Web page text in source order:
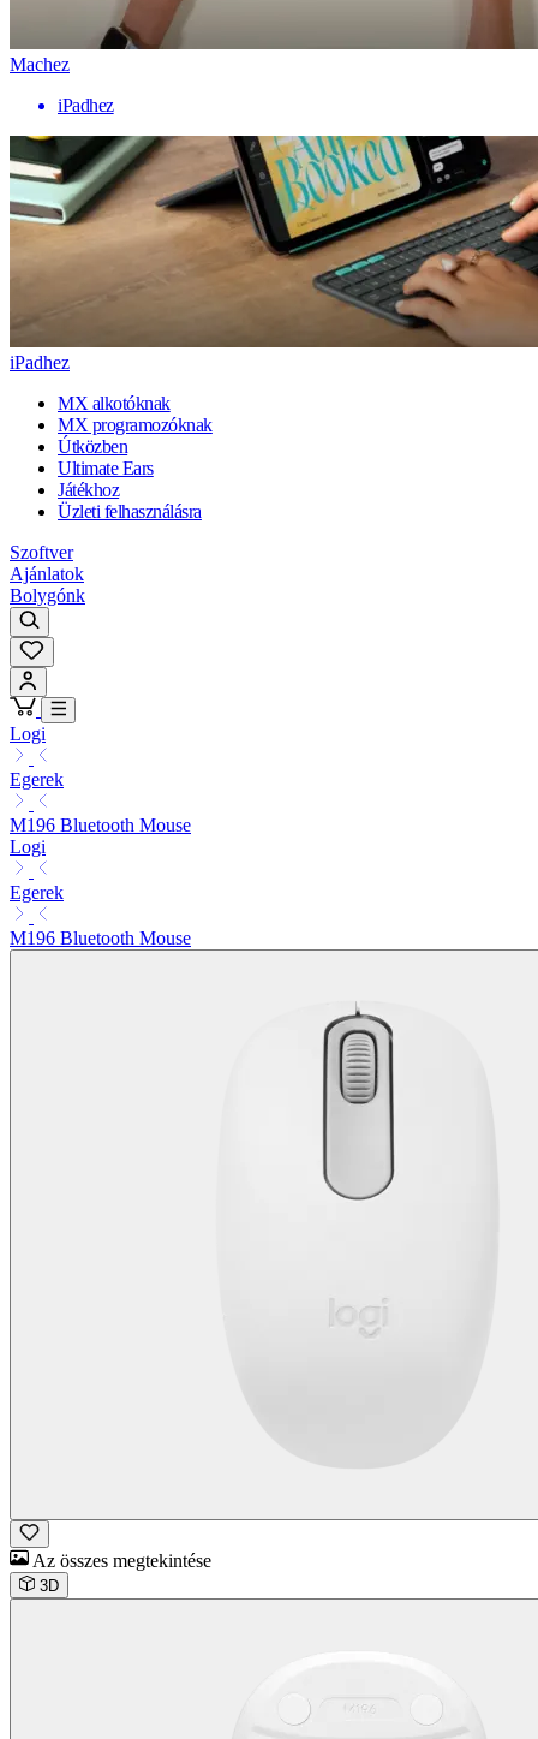
Machez
iPadhez
iPadhez
MX alkotóknak
MX programozóknak
Útközben
Ultimate Ears
Játékhoz
Üzleti felhasználásra
Szoftver
Ajánlatok
Bolygónk
Logi
Egerek
M196 Bluetooth Mouse
Logi
Egerek
M196 Bluetooth Mouse
Az összes megtekintése
3D